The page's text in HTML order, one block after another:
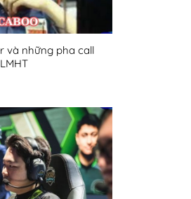
và những pha call